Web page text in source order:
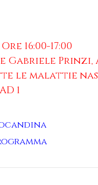
16:00-17:00
e Gabriele
le malattie
1